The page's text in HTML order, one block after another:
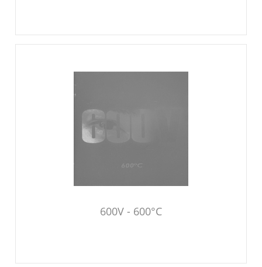
600V - 600°C